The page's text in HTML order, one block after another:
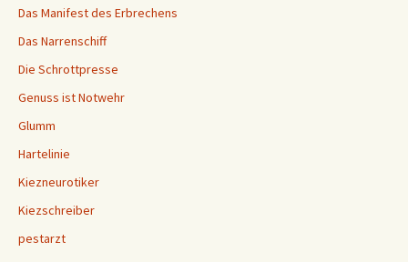
Das Manifest des Erbrechens
Das Narrenschiff
Die Schrottpresse
Genuss ist Notwehr
Glumm
Hartelinie
Kiezneurotiker
Kiezschreiber
pestarzt